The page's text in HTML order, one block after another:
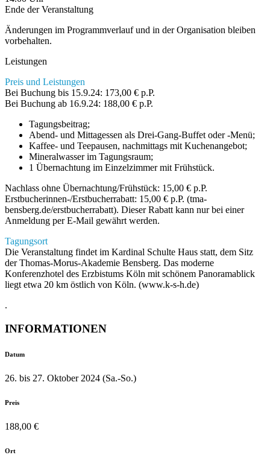
Ende der Veranstaltung
Änderungen im Programmverlauf und in der Organisation bleiben
vorbehalten.
Leistungen
Preis und Leistungen
Bei Buchung bis 15.9.24: 173,00 € p.P.
Bei Buchung ab 16.9.24: 188,00 € p.P.
Tagungsbeitrag;
Abend- und Mittagessen als Drei-Gang-Buffet oder -Menü;
Kaffee- und Teepausen, nachmittags mit Kuchenangebot;
Mineralwasser im Tagungsraum;
1 Übernachtung im Einzelzimmer mit Frühstück.
Nachlass ohne Übernachtung/Frühstück: 15,00 € p.P.
Erstbucherinnen-/Erstbucherrabatt: 15,00 € p.P. (tma-
bensberg.de/erstbucherrabatt). Dieser Rabatt kann nur bei einer
Anmeldung per E-Mail gewährt werden.
Tagungsort
Die Veranstaltung findet im Kardinal Schulte Haus statt, dem Sitz
der Thomas-Morus-Akademie Bensberg. Das moderne
Konferenzhotel des Erzbistums Köln mit schönem Panoramablick
liegt etwa 20 km östlich von Köln. (www.k-s-h.de)
.
INFORMATIONEN
Datum
26. bis 27. Oktober 2024 (Sa.-So.)
Preis
188,00 €
Ort